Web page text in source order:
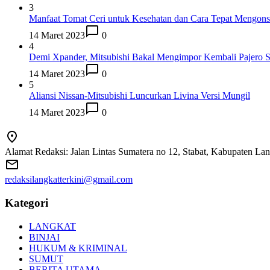
3
Manfaat Tomat Ceri untuk Kesehatan dan Cara Tepat
14 Maret 2023
0
4
Demi Xpander, Mitsubishi Bakal Mengimpor Kembali Pajero
14 Maret 2023
0
5
Aliansi Nissan-Mitsubishi Luncurkan Livina Versi Mungil
14 Maret 2023
0
Alamat Redaksi: Jalan Lintas Sumatera no 12, Stabat, Kabupaten
redaksilangkatterkini@gmail.com
Kategori
LANGKAT
BINJAI
HUKUM & KRIMINAL
SUMUT